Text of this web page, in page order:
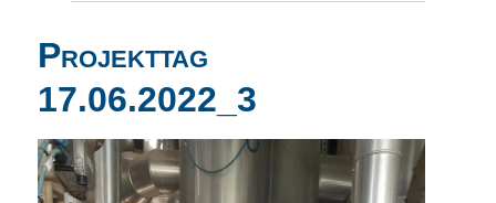
Projekttag
17.06.2022_3